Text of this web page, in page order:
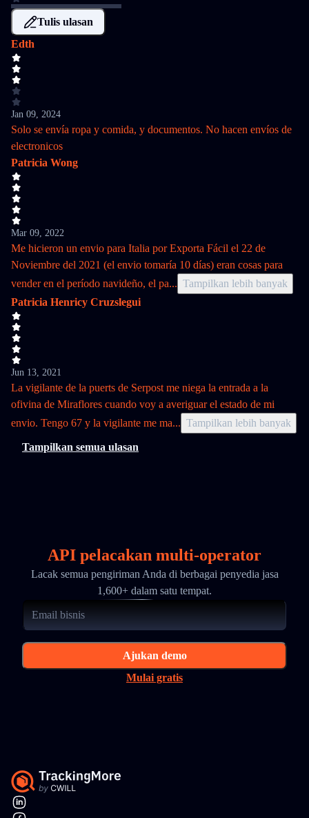
Tulis ulasan
Edth
Jan 09, 2024
Solo se envía ropa y comida, y documentos. No hacen envíos de
electronicos
Patricia Wong
Mar 09, 2022
Me hicieron un envio para Italia por Exporta Fácil el 22 de
Noviembre del 2021 (el envio tomaría 10 días) eran cosas para
vender en el período navideño, el pa... Tampilkan lebih banyak
Patricia Henricy Cruzslegui
Jun 13, 2021
La vigilante de la puerts de Serpost me niega la entrada a la
ofivina de Miraflores cuando voy a averiguar el estado de mi
envio. Tengo 67 y la vigilante me ma... Tampilkan lebih banyak
Tampilkan semua ulasan
API pelacakan multi-operator
Lacak semua pengiriman Anda di berbagai penyedia jasa
1,600+ dalam satu tempat.
Ajukan demo
Mulai gratis